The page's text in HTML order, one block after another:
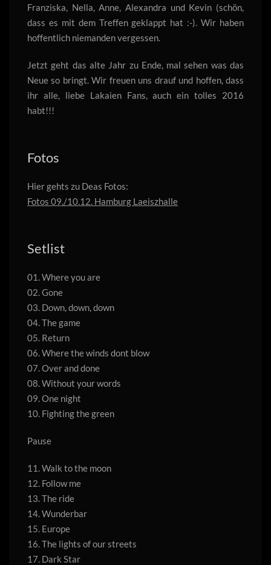
Franziska, Nella, Anne, Alexandra und Kevin (schön,
dass es mit dem Treffen geklappt hat :-). Wir haben
hoffentlich niemanden vergessen.
Jetzt geht das alte Jahr zu Ende, mal sehen was das
Neue so bringt. Wir freuen uns drauf und hoffen, dass
ihr alle, liebe Lakaien Fans, auch ein tolles 2016
habt!!!
Fotos
Hier gehts zu Deas Fotos:
Fotos 09./10.12. Hamburg Laeiszhalle
Setlist
01. Where you are
02. Gone
03. Down, down, down
04. The game
05. Return
06. Where the winds dont blow
07. Over and done
08. Without your words
09. One night
10. Fighting the green
Pause
11. Walk to the moon
12. Follow me
13. The ride
14. Wunderbar
15. Europe
16. The lights of our streets
17. Dark Star